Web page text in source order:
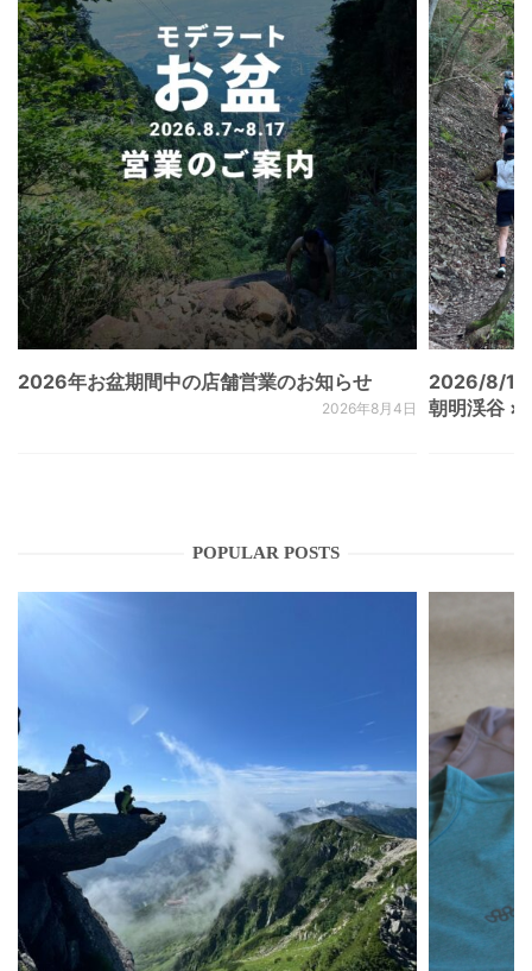
2026年お盆期間中の店舗営業のお知らせ
2026年8月4日
2026/8/
朝明渓谷 ×
POPULAR POSTS